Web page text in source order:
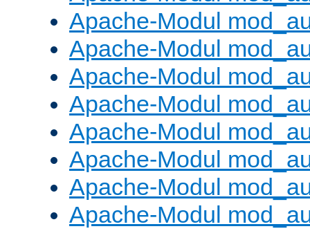
Apache-Modul
Apache-Modul
Apache-Modul
Apache-Modul
Apache-Modul
Apache-Modul
Apache-Modul
Apache-Modul